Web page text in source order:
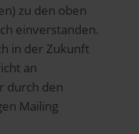
zu den oben
einverstanden.
in der Zukunft
an
durch den
Mailing